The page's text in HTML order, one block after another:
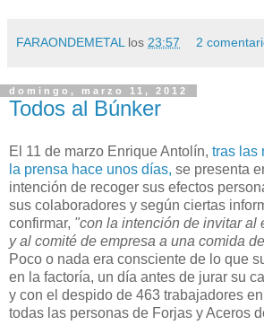
FARAONDEMETAL los 23:57 2
domingo, marzo 11, 2012
Todos al Búnker
El 11 de marzo Enrique Antolín, tras las
la prensa hace unos días, se presenta
intención de recoger sus efectos
sus colaboradores y según ciertas
confirmar, "con la intención de invitar al
y al comité de empresa a una comida
Poco o nada era consciente de lo que
en la factoría, un día antes de jurar su
y con el despido de 463 trabajadores
todas las personas de Forjas y Aceros